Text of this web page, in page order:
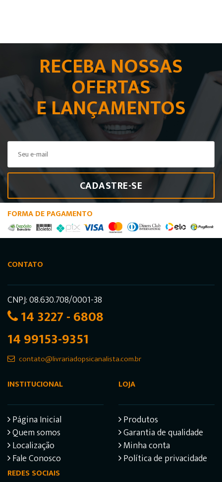
RECEBA NOSSAS
OFERTAS
E LANÇAMENTOS
CADASTRE-SE
FORMA DE PAGAMENTO
CONTATO
CNPJ: 08.630.708/0001-38
14 3227 - 6808
14 99153-9351
contato@livrariadopsicanalista.com.br
INSTITUCIONAL
Página Inicial
Quem somos
Localização
Fale Conosco
LOJA
Produtos
Garantia de qualidade
Minha conta
Política de privacidade
REDES SOCIAIS